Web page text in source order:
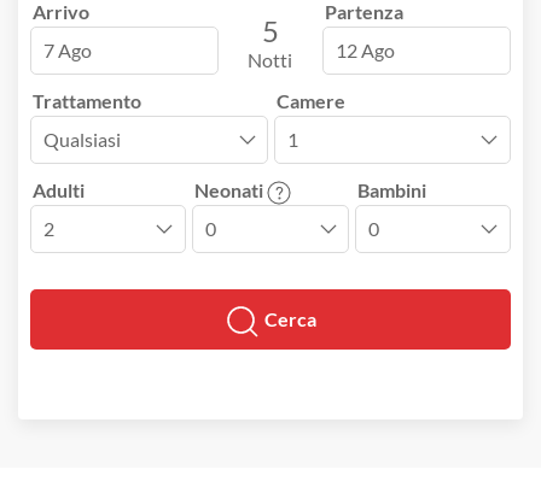
Arrivo
7 Ago
5
Notti
Partenza
12 Ago
Trattamento Camere
Adulti Neonati Bambini
Cerca